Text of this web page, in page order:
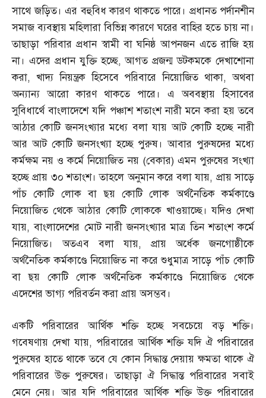
সাথে জড়িত। এর বহুবিধ কারণ থাকতে পারে। প্রধানত পর্দানশীন
সমাজ ব্যবস্থায় মহিলারা বিভিন্ন কারণে ঘরের বাহির হতে চায় না।
তাছাড়া পরিবার প্রধান স্বামী বা ঘনিষ্ঠ আপনজন এতে রাজি হয়
না। এদের প্রধান যুক্তি হচ্ছে,আগত প্রজন্ম ডটকমকে দেখাশোনা
করা, খাদ্য নিয়ন্ত্রক হিসেবে পরিবারে নিয়োজিত থাকা,অথবা
অন্যান্য আরো কারণ থাকতে পারে। এ অববস্থায় হিসাবের
সুবিধার্থে বাংলাদেশে যদি পঞ্চাশ শতাংশ নারী মনে করা হয় তবে
আঠার কোটি জনসংখ্যার মধ্যে বলা যায় আট কোটি হচ্ছে নারী
আর আট কোটি জনসংখ্যা হচ্ছে পুরুষ। আবার পুরুষদের মধ্যে
কর্মক্ষম নয় ও কর্মে নিয়োজিত নয় (বেকার) এমন পুরুষের সংখ্যা
হচ্ছে প্রায় ৩০ শতাংশ। তাহলে অনুমান করে বলা যায়, প্রায় সাড়ে
পাঁচ কোটি লোক বা ছয় কোটি লোক অর্থনৈতিক কর্মকাণ্ডে
নিয়োজিত থেকে আঠার কোটি লোককে খাওয়াচ্ছে। যদিও দেখা
যায়,বাংলাদেশের মোট নারী জনসংখ্যার মাত্র তিন শতাংশ কর্মে
নিয়োজিত। অতএব বলা যায়, প্রায় অর্ধেক জনগোষ্ঠীকে
অর্থনৈতিক কর্মকাণ্ডে নিয়োজিত না করে শুধুমাত্র সাড়ে পাঁচ কোটি
বা ছয় কোটি লোক অর্থনৈতিক কর্মকাণ্ডে নিয়োজিত থেকে
এদেশের ভাগ্য পরিবর্তন করা প্রায় অসম্ভব।
একটি পরিবারের আর্থিক শক্তি হচ্ছে সবচেয়ে বড় শক্তি।
গবেষণায় দেখা যায়, পরিবারের আর্থিক শক্তি যদি ঐ পরিবারের
পুরুষের হাতে থাকে তবে যে কোন সিদ্ধান্ত দেয়ায় ক্ষমতা থাকে ঐ
পরিবারের উক্ত পুরুষের। তাছাড়া ঐ সিদ্ধান্ত পরিবারের সবাই
মেনে নেয়। আর যদি পরিবারের আর্থিক শক্তি উক্ত পরিবারের